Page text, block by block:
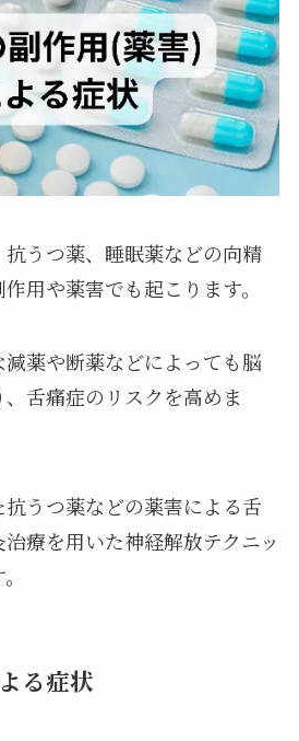
うつ薬、睡眠薬などの向精
用や薬害でも起こります。
薬や断薬などによっても脳
舌痛症のリスクを高めま
うつ薬などの薬害による舌
療を用いた神経解放テクニッ
る症状